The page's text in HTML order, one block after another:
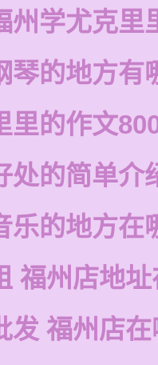
州学尤克里
琴的地方有
里的作文
处的简单介
乐的地方在
福州店地
发 福州店